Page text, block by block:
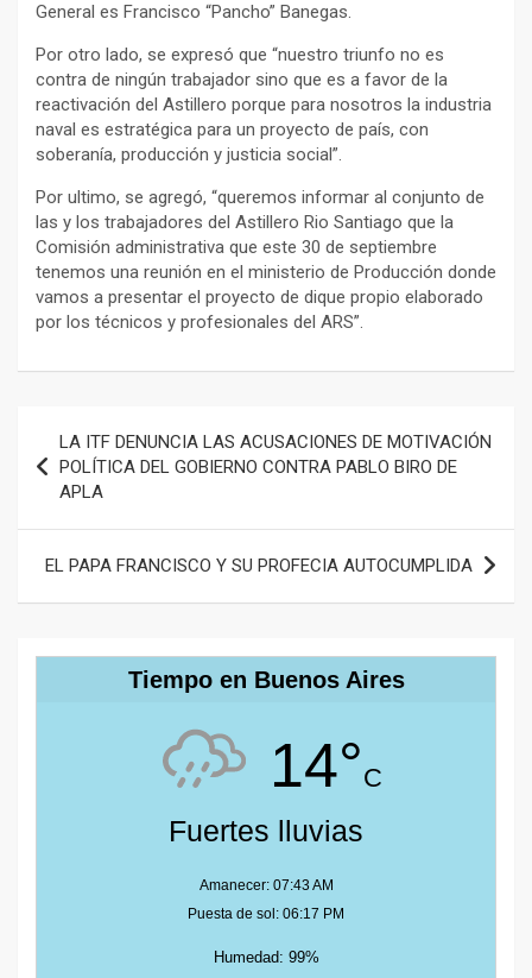
General es Francisco “Pancho” Banegas.
Por otro lado, se expresó que “nuestro triunfo no es
contra de ningún trabajador sino que es a favor de la
reactivación del Astillero porque para nosotros la industria
naval es estratégica para un proyecto de país, con
soberanía, producción y justicia social”.
Por ultimo, se agregó, “queremos informar al conjunto de
las y los trabajadores del Astillero Rio Santiago que la
Comisión administrativa que este 30 de septiembre
tenemos una reunión en el ministerio de Producción donde
vamos a presentar el proyecto de dique propio elaborado
por los técnicos y profesionales del ARS”.
de
entradas
LA ITF DENUNCIA LAS ACUSACIONES DE MOTIVACIÓN
POLÍTICA DEL GOBIERNO CONTRA PABLO BIRO DE
APLA
EL PAPA FRANCISCO Y SU PROFECIA AUTOCUMPLIDA
Tiempo en Buenos Aires
14°C
Fuertes lluvias
Amanecer: 07:43 AM
Puesta de sol: 06:17 PM
Humedad: 99%